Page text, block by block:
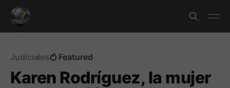
Judiciales Featured
Karen Rodríguez, la mujer